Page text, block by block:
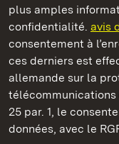
plus amples
confidentialité. avis
consentement à
ces derniers est
allemande sur la
télécommunications
25 par. 1, le
données, avec le
Château résidentiel
Châteaux et jardins
Contact et
Protection des
Explications sur
BITV-konform